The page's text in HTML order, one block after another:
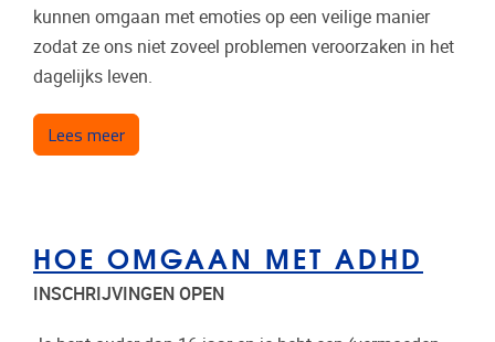
kunnen omgaan met emoties op een veilige manier
zodat ze ons niet zoveel problemen veroorzaken in het
dagelijks leven.
Lees meerover Surfen op je emoties
HOE OMGAAN MET ADHD
INSCHRIJVINGEN OPEN